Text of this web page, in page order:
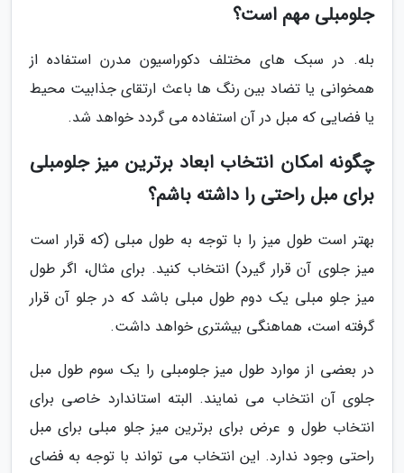
جلومبلی مهم است؟
بله. در سبک های مختلف دکوراسیون مدرن استفاده از
همخوانی یا تضاد بین رنگ ها باعث ارتقای جذابیت محیط
یا فضایی که مبل در آن استفاده می گردد خواهد شد.
چگونه امکان انتخاب ابعاد برترین میز جلومبلی
برای مبل راحتی را داشته باشم؟
بهتر است طول میز را با توجه به طول مبلی (که قرار است
میز جلوی آن قرار گیرد) انتخاب کنید. برای مثال، اگر طول
میز جلو مبلی یک دوم طول مبلی باشد که در جلو آن قرار
گرفته است، هماهنگی بیشتری خواهد داشت.
در بعضی از موارد طول میز جلومبلی را یک سوم طول مبل
جلوی آن انتخاب می نمایند. البته استاندارد خاصی برای
انتخاب طول و عرض برای برترین میز جلو مبلی برای مبل
راحتی وجود ندارد. این انتخاب می تواند با توجه به فضای